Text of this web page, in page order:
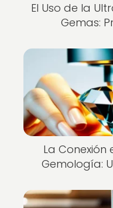
El Uso de la
Gemas:
La Conexión
Gemología: